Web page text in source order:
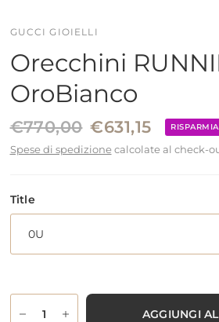
GUCCI GIOIELLI
Orecchini
OroBianco
€770,00 €631,15
Spese di spedizionecalcolate al check-
Title
AGGIUNGI